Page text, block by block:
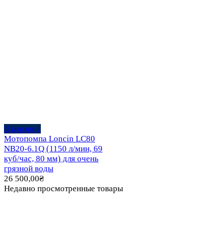
В корзину
Мотопомпа Loncin LC80
NB20-6.1Q (1150 л/мин, 69
куб/час, 80 мм) для очень
грязной воды
26 500,00₴
Недавно просмотренные товары